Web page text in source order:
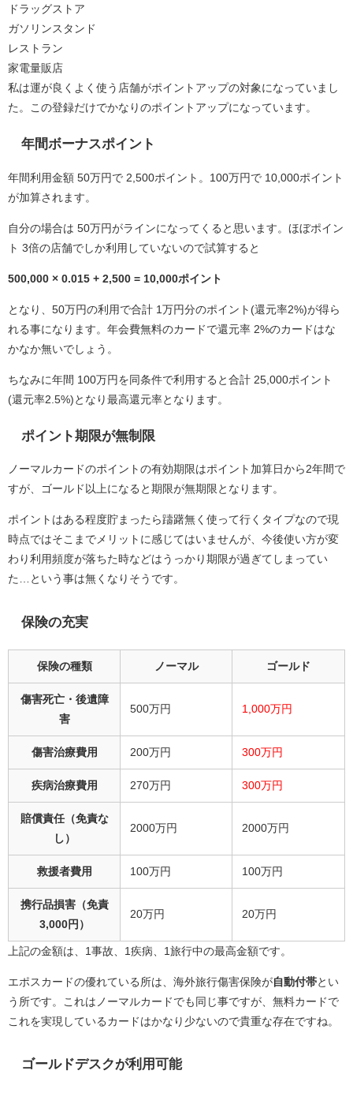
ドラッグストア
ガソリンスタンド
レストラン
家電量販店
私は運が良くよく使う店舗がポイントアップの対象になっていまし
た。この登録だけでかなりのポイントアップになっています。
年間ボーナスポイント
年間利用金額 50万円で 2,500ポイント。100万円で 10,000ポイント
が加算されます。
自分の場合は 50万円がラインになってくると思います。ほぼポイン
ト 3倍の店舗でしか利用していないので試算すると
500,000 × 0.015 + 2,500 = 10,000ポイント
となり、50万円の利用で合計 1万円分のポイント(還元率2%)が得ら
れる事になります。年会費無料のカードで還元率 2%のカードはな
かなか無いでしょう。
ちなみに年間 100万円を同条件で利用すると合計 25,000ポイント
(還元率2.5%)となり最高還元率となります。
ポイント期限が無制限
ノーマルカードのポイントの有効期限はポイント加算日から2年間で
すが、ゴールド以上になると期限が無期限となります。
ポイントはある程度貯まったら躊躇無く使って行くタイプなので現
時点ではそこまでメリットに感じてはいませんが、今後使い方が変
わり利用頻度が落ちた時などはうっかり期限が過ぎてしまってい
た…という事は無くなりそうです。
保険の充実
保険の種類 ノーマル ゴールド
傷害死亡・後遺障
害
500万円 1,000万円
傷害治療費用 200万円 300万円
疾病治療費用 270万円 300万円
賠償責任（免責な
し）
2000万円 2000万円
救援者費用 100万円 100万円
携行品損害（免責
3,000円）
20万円 20万円
上記の金額は、1事故、1疾病、1旅行中の最高金額です。
エポスカードの優れている所は、海外旅行傷害保険が自動付帯とい
う所です。これはノーマルカードでも同じ事ですが、無料カードで
これを実現しているカードはかなり少ないので貴重な存在ですね。
ゴールドデスクが利用可能